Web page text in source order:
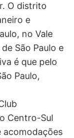
O distrito
e
no Vale
São Paulo e
é que pelo
Paulo,
Centro-Sul
acomodações